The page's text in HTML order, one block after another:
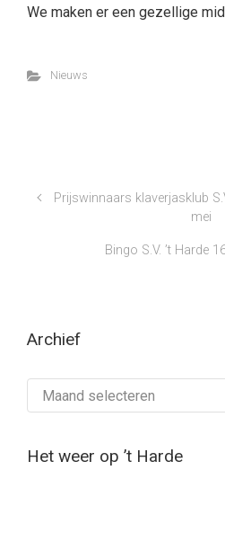
We maken er een gezellige
Nieuws
Prijswinnaars klaverjasklub
mei
Bingo S.V. ’t Harde
Archief
Het weer op ’t Harde